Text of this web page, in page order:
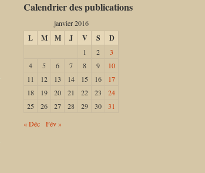
Calendrier des publications
janvier 2016
L M M J V S D
1 2
3
4
5 6 7 8 9
10
11
12 13 14 15 16
17
18
19 20 21 22 23
24
25
26 27 28 29 30
31
« Déc
Fév »